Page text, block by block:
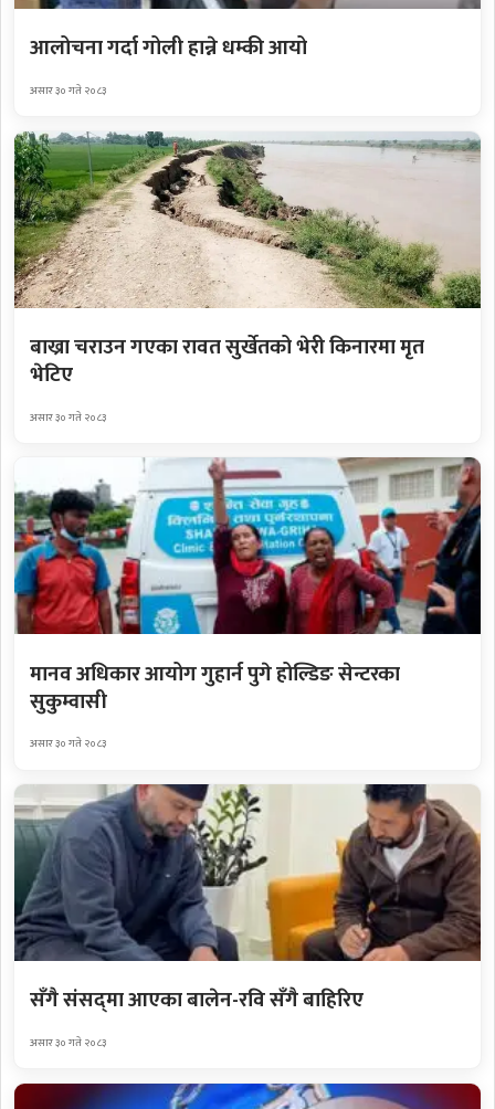
आलोचना गर्दा गोली हान्ने धम्की आयो
असार ३० गते २०८३
बाख्रा चराउन गएका रावत सुर्खेतको भेरी किनारमा मृत
भेटिए
असार ३० गते २०८३
मानव अधिकार आयोग गुहार्न पुगे होल्डिङ सेन्टरका
सुकुम्वासी
असार ३० गते २०८३
सँगै संसद्‌मा आएका बालेन-रवि सँगै बाहिरिए
असार ३० गते २०८३